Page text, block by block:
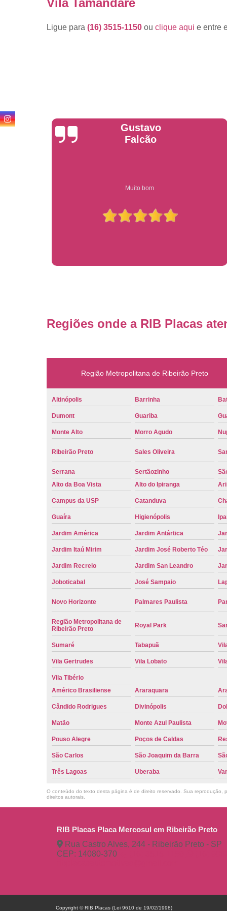
Ligue para (16) 3515-1150 ou clique aqui e entre
Anderson
Garcia
Compre on-line entrega garantido em todo estado de sp
Regiões onde a RIB Placas
Região Metropolitana de Ribeirão Preto
Altinópolis Barrinha
Dumont Guariba
Monte Alto Morro Agudo
Ribeirão Preto Sales Oliveira
Serrana Sertãozinho
Alto da Boa Vista
Alto do Ipiranga
Campus da USP Catanduva
Guaíra Higienópolis
Jardim América Jardim Antártica
Jardim Itaú Mirim Jardim José Roberto Téo
Jardim Recreio Jardim San Leandro
Joboticabal José Sampaio
Novo Horizonte Palmares Paulista
Região Metropolitana de
Ribeirão Preto
Royal Park
Sumaré Tabapuã
Vila Gertrudes Vila Lobato
Vila Tibério
Américo Brasiliense
Araraquara
Cândido Rodrigues Divinópolis
Matão Monte Azul Paulista
Pouso Alegre Poços de Caldas
São Carlos São Joaquim da Barra
Três Lagoas Uberaba
O conteúdo do texto desta página é de direito reservado. Sua reprodução,
direitos autorais
RIB Placas Placa Mercosul em Ribeirão Preto
Rua Castro Alves, 244 - Ribeirão Preto - SP
CEP: 14080-370
Copyright © RIB Placas (Lei 9610 de 19/02/1998)